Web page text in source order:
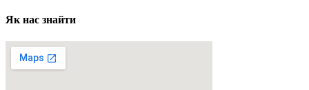
Як нас знайти